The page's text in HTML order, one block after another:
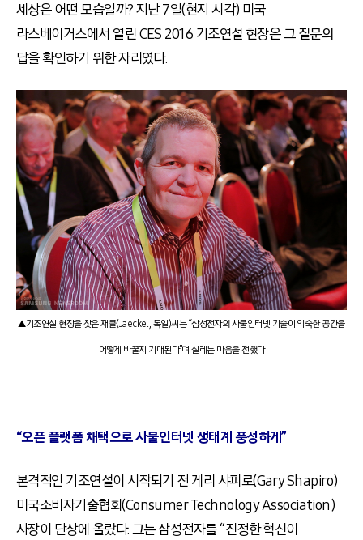
세상은 어떤 모습일까? 지난 7일(현지 시각) 미국
라스베이거스에서 열린 CES 2016 기조연설 현장은 그 질문의
답을 확인하기 위한 자리였다.
▲기조연설 현장을 찾은 재클(Jaeckel, 독일)씨는 “삼성전자의 사물인터넷 기술이 익숙한 공간을
어떻게 바꿀지 기대된다”며 설레는 마음을 전했다
“오픈 플랫폼 채택으로 사물인터넷 생태계 풍성하게”
본격적인 기조연설이 시작되기 전 게리 샤피로(Gary Shapiro)
미국소비자기술협회(Consumer Technology Association)
사장이 단상에 올랐다. 그는 삼성전자를 “진정한 혁신이